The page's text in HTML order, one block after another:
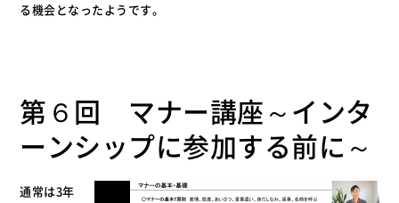
る機会となったようです。
第６回 マナー講座～インタ
ーンシップに参加する前に～
通常は3年